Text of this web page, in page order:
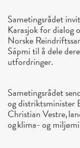
Sametingsrådet
Karasjok for dialog
Norske
Sápmi til å dele
utfordringer.
Sametingsrådet
og distriktsminister
Christian Vestre,
og klima- og